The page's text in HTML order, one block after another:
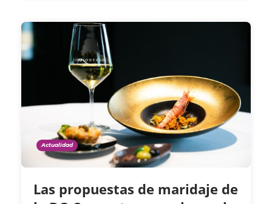
Actualidad
Las propuestas de maridaje de